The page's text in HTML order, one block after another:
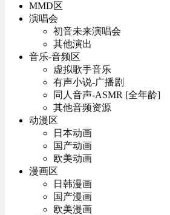
MMD区
演唱会
初音未来演唱会
其他演出
音乐-音频区
虚拟歌手音乐
有声小说-广播剧
同人音声-ASMR [全年龄]
其他音频资源
动漫区
日本动画
国产动画
欧美动画
漫画区
日韩漫画
国产漫画
欧美漫画